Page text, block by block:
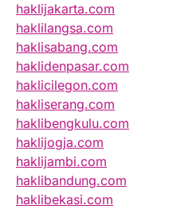
haklijakarta.com
haklilangsa.com
haklisabang.com
haklidenpasar.com
haklicilegon.com
hakliserang.com
haklibengkulu.com
haklijogja.com
haklijambi.com
haklibandung.com
haklibekasi.com